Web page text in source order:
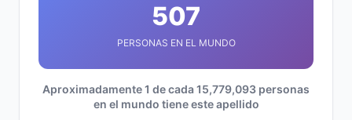
507
PERSONAS EN EL MUNDO
Aproximadamente 1 de cada 15,779,093 personas
en el mundo tiene este apellido